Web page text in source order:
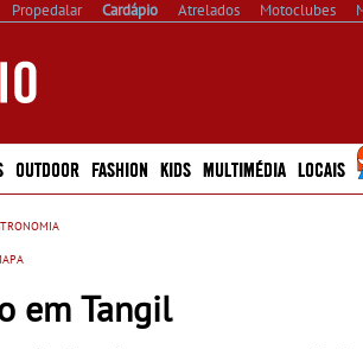
Propedalar Cardápio Atrelados Motoclubes
OUTDOOR FASHION KIDS MULTIMÉDIA LOCAIS
em Tangil